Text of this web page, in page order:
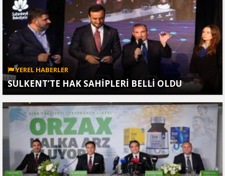
YEREL HABERLER
SULKENT’TE HAK SAHİPLERİ BELLİ OLDU